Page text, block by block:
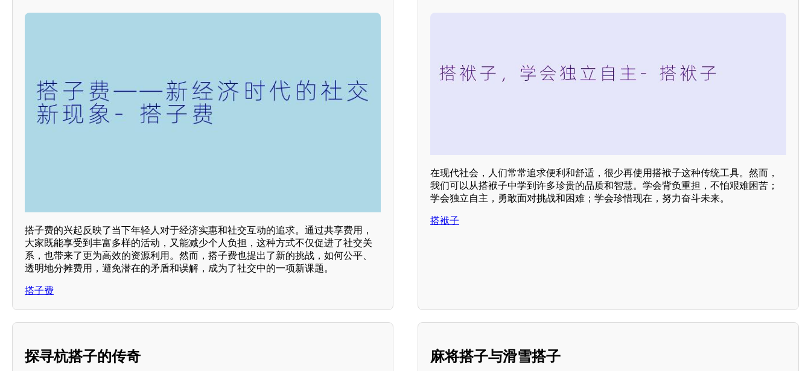
搭子费的兴起反映了当下年轻人对于经济实惠和社交互动的追求。通过共享费用，
大家既能享受到丰富多样的活动，又能减少个人负担，这种方式不仅促进了社交关
系，也带来了更为高效的资源利用。然而，搭子费也提出了新的挑战，如何公平、
透明地分摊费用，避免潜在的矛盾和误解，成为了社交中的一项新课题。
搭子费
在现代社会，人们常常追求便利和舒适，很少再使用搭袱子这种传统工具。然而，
我们可以从搭袱子中学到许多珍贵的品质和智慧。学会背负重担，不怕艰难困苦；
学会独立自主，勇敢面对挑战和困难；学会珍惜现在，努力奋斗未来。
搭袱子
探寻杭搭子的传奇 麻将搭子与滑雪搭子